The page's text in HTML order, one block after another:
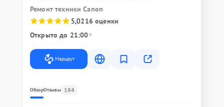
Ремонт техники Canon
5,0216 оценки
Открыто до 21:00
Маршрут
ОбзорОтзывы 184